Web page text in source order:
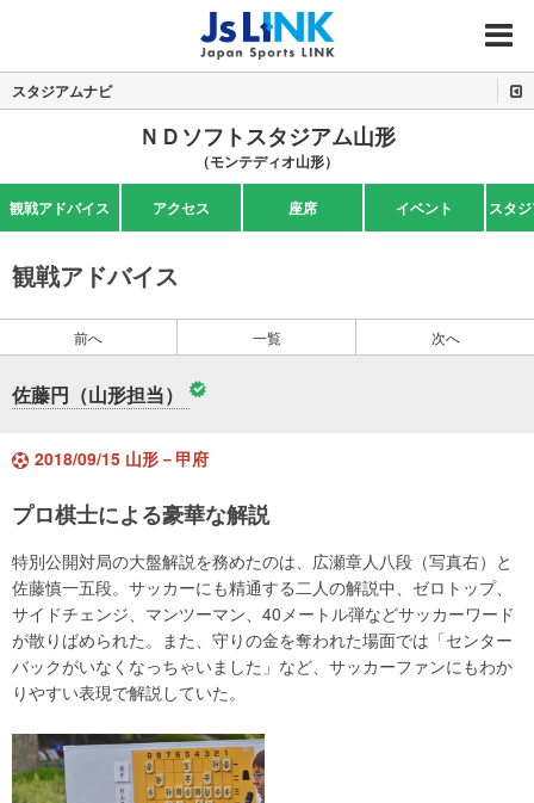
MENU
スタジアムナビ
ＮＤソフトスタジアム山形
（モンテディオ山形）
観戦アドバイス アクセス 座席 イベント スタ
観戦アドバイス
前へ 一覧 次へ
佐藤円（山形担当）
2018/09/15 山形－甲府
プロ棋士による豪華な解説
特別公開対局の大盤解説を務めたのは、広瀬章人八段（写真右）と
佐藤慎一五段。サッカーにも精通する二人の解説中、ゼロトップ、
サイドチェンジ、マンツーマン、40メートル弾などサッカーワード
が散りばめられた。また、守りの金を奪われた場面では「センター
バックがいなくなっちゃいました」など、サッカーファンにもわか
りやすい表現で解説していた。